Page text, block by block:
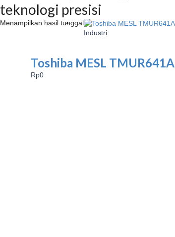
teknologi presisi
Menampilkan hasil tunggal
Industri
Toshiba MESL TMUR641A
Rp0